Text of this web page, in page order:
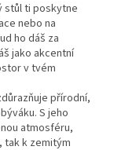
stůl ti poskytne
nebo na
ho dáš za
jako akcentní
v tvém
přírodní,
S jeho
atmosféru,
tak k zemitým